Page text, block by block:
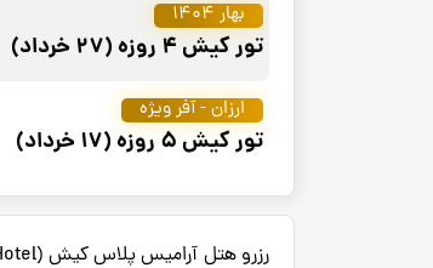
بهار 1404
تور کیش 4 روزه (27 خرداد)
ارزان - آفر ویژه
تور کیش 5 روزه (17 خرداد)